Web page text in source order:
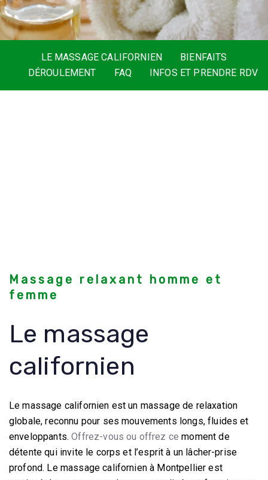
LE MASSAGE CALIFORNIEN
BIENFAITS
DÉROULEMENT
FAQ INFOS ET PRENDRE RDV
Massage relaxant homme et
femme
Le massage
californien
Le massage californien est un massage de relaxation
globale, reconnu pour ses mouvements longs, fluides et
enveloppants. Offrez-vous ou offrez ce moment de
détente qui invite le corps et l’esprit à un lâcher-prise
profond. Le massage californien à Montpellier est